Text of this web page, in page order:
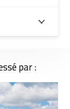
par :